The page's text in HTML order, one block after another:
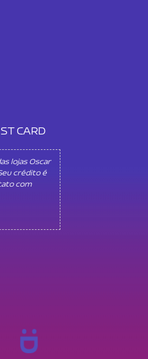
CARD
lojas Oscar
crédito é
com